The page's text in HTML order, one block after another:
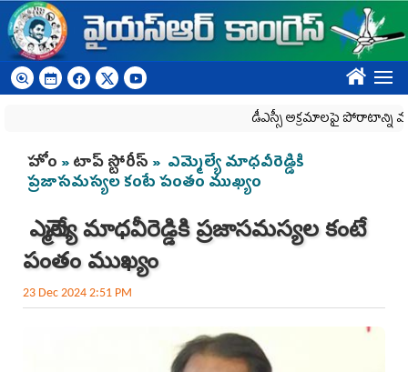
Skip to main content
????
డీఎస్సీ అక్రమాలపై పోరాటాన్ని
You are here
హోం »టాప్ స్టోరీస్ » ఎమ్మెల్యే మాధవీరెడ్డికి
ప్రజాసమస్యల కంటే పంతం ముఖ్యం
ఎమ్మెల్యే మాధవీరెడ్డికి ప్రజాసమస్యల కంటే
పంతం ముఖ్యం
23 Dec 2024 2:51 PM